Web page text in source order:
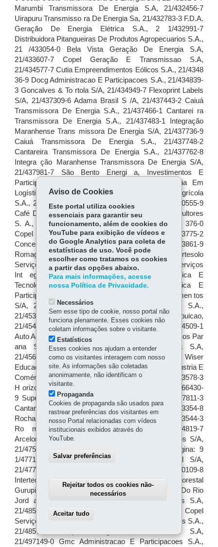
Aviso de Cookies
Este portal utiliza cookies
essenciais para garantir seu
funcionamento, além de cookies do
YouTube para exibição de vídeos e
do Google Analytics para coleta de
estatísticas de uso. Você pode
escolher como tratamos os cookies
a partir das opções abaixo.
Para mais informações, acesse
nossa Política de Privacidade.
Necessários
Sem esse tipo de cookie, nosso portal não
funciona plenamente. Esses cookies não
coletam informações sobre o visitante.
Estatísticos
Esses cookies nos ajudam a entender
como os visitantes interagem com nosso
site. As informações são coletadas
anonimamente, não identificam o
visitante.
Propaganda
Cookies de propaganda são usados para
rastrear preferências dos visitantes em
nosso Portal relacionadas com vídeos
institucionais exibidos através do
YouTube.
Salvar preferências
Rejeitar todos os cookies não-
necessários
Aceitar tudo